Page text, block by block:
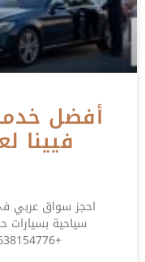
أفضل
احجز سواق عربي
سياحية بسيارات
+31638154776 بأفضل سعر وراحة تامة.